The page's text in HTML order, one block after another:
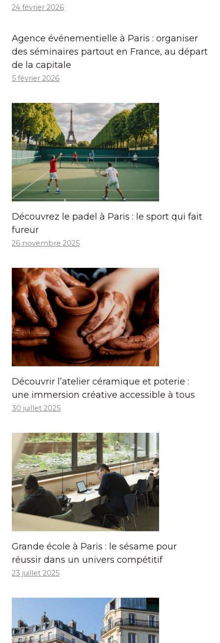
24 février 2026
Agence événementielle à Paris : organiser
des séminaires partout en France, au départ
de la capitale
5 février 2026
Découvrez le padel à Paris : le sport qui fait
fureur
26 novembre 2025
Découvrir l’atelier céramique et poterie :
une immersion créative accessible à tous
30 juillet 2025
Grande école à Paris : le sésame pour
réussir dans un univers compétitif
23 juillet 2025